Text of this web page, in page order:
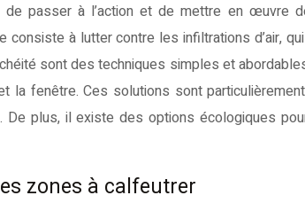
passer à l’action et de mettre en œuvre
consiste à lutter contre les infiltrations d’air,
sont des techniques simples et
fenêtre. Ces solutions sont
plus, il existe des options écologiques
zones à calfeutrer